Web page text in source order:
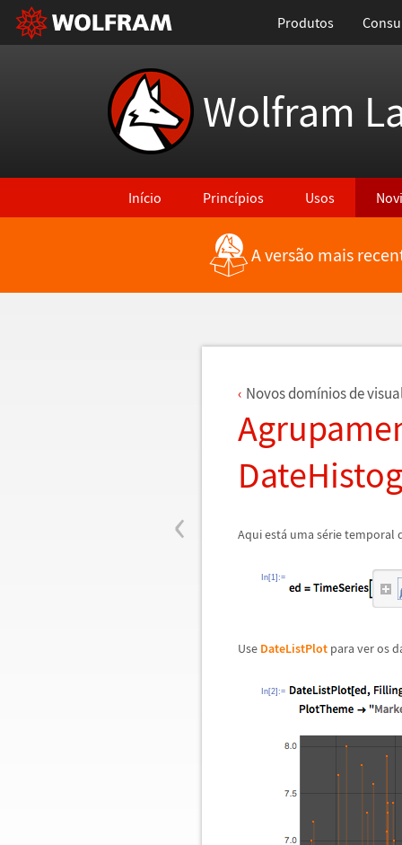
Produtos
Wolfram
Início Princípios Usos
Voltar para Últimas Novidades
A versão mais
‹
Novos domínios de
Aqui está uma série temporal
In[1]:=
Use DateListPlot para ver os
In[2]:=